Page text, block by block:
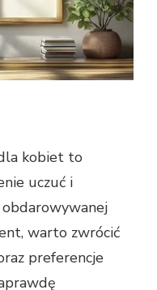
kobiet to
uczuć i
warto zwrócić
preferencje